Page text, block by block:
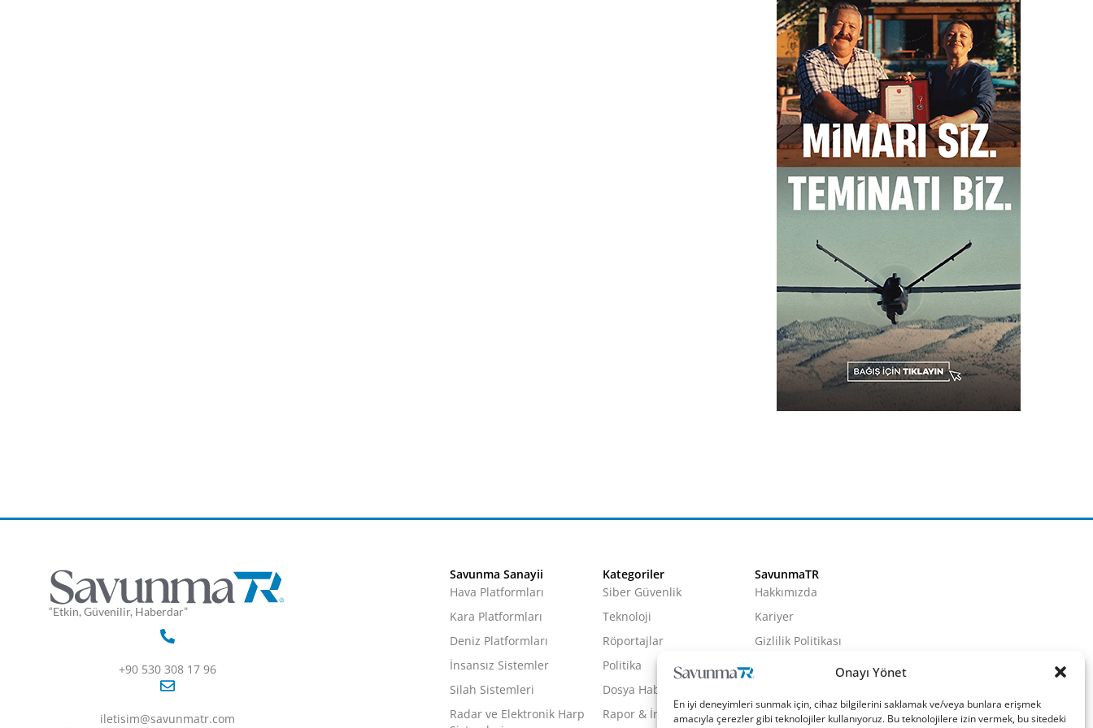
Onayı Yönet
En iyi deneyimleri sunmak için, cihaz bilgilerini saklamak ve/veya bunlara erişmek
amacıyla çerezler gibi teknolojiler kullanıyoruz. Bu teknolojilere izin vermek, bu sitedeki
“Etkin, Güvenilir, Haberdar”
+90 530 308 17 96
iletisim@savunmatr.com
Savunma Sanayii
Hava Platformları
Kara Platformları
Deniz Platformları
İnsansız Sistemler
Silah Sistemleri
Radar ve Elektronik Harp
Kategoriler
Siber Güvenlik
Teknoloji
Röportajlar
Politika
Dosya Haber
Rapor & İnfografik
SavunmaTR
Hakkımızda
Kariyer
Gizlilik Politikası